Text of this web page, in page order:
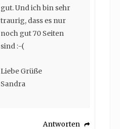
gut. Und ich bin sehr
traurig, dass es nur
noch gut 70 Seiten
sind :-(
Liebe Grüße
Sandra
Antworten